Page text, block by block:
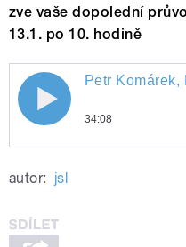
zve vaše dopolední
13.1. po 10. hodině
Petr Komárek,
34:08
autor: jsl